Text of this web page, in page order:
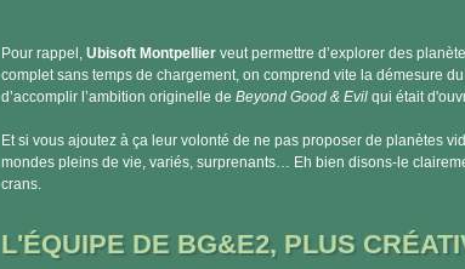
Pour rappel, Ubisoft Montpellierveut permettre d’explorer des
complet sans temps de chargement, on comprend vite la démesure
d’accomplir l’ambition originelle de Beyond Good & Evilqui était
Et si vous ajoutez à ça leur volonté de ne pas proposer de planètes
mondes pleins de vie, variés, surprenants… Eh bien disons-le
crans.
L'ÉQUIPE DE BG&E2, PLUS